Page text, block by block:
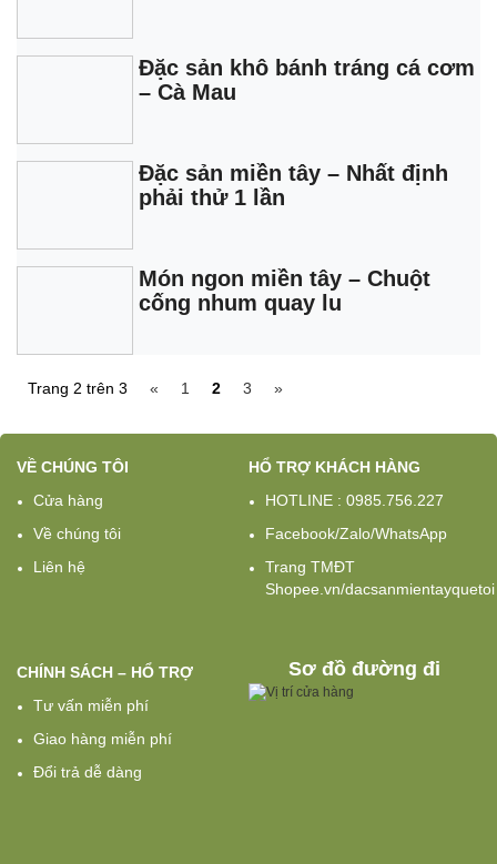
Đặc sản khô bánh tráng cá cơm
– Cà Mau
Đặc sản miền tây – Nhất định
phải thử 1 lần
Món ngon miền tây – Chuột
cống nhum quay lu
Trang 2 trên 3 « 1 2 3 »
VỀ CHÚNG TÔI
Cửa hàng
Về chúng tôi
Liên hệ
HỔ TRỢ KHÁCH HÀNG
HOTLINE : 0985.756.227
Facebook/Zalo/WhatsApp
Trang TMĐT
Shopee.vn/dacsanmientayquetoi
CHÍNH SÁCH – HỔ TRỢ
Tư vấn miễn phí
Giao hàng miễn phí
Đổi trả dễ dàng
Sơ đồ đường đi